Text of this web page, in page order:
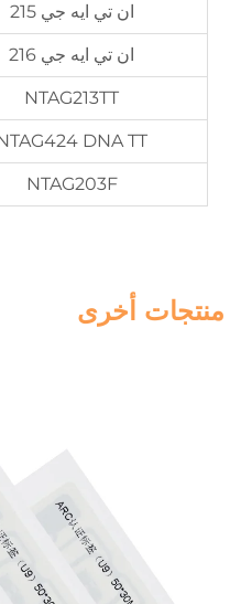
ان تي ايه جي 215
ان تي ايه جي 216
NTAG213TT
NTAG424 DNA TT
NTAG203F
منتجات أخرى